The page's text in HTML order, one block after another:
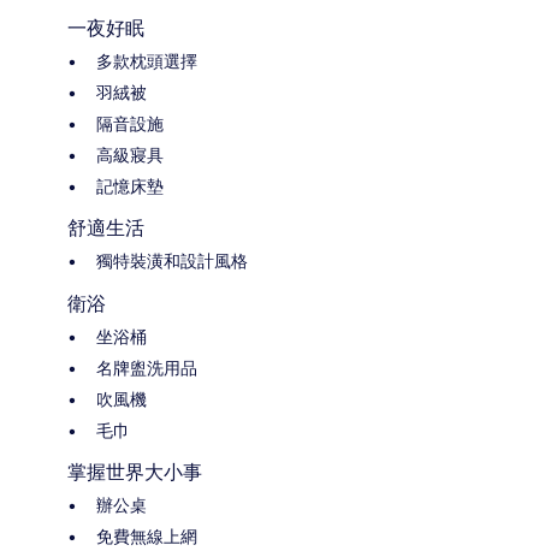
一夜好眠
多款枕頭選擇
羽絨被
隔音設施
高級寢具
記憶床墊
舒適生活
獨特裝潢和設計風格
衛浴
坐浴桶
名牌盥洗用品
吹風機
毛巾
掌握世界大小事
辦公桌
免費無線上網